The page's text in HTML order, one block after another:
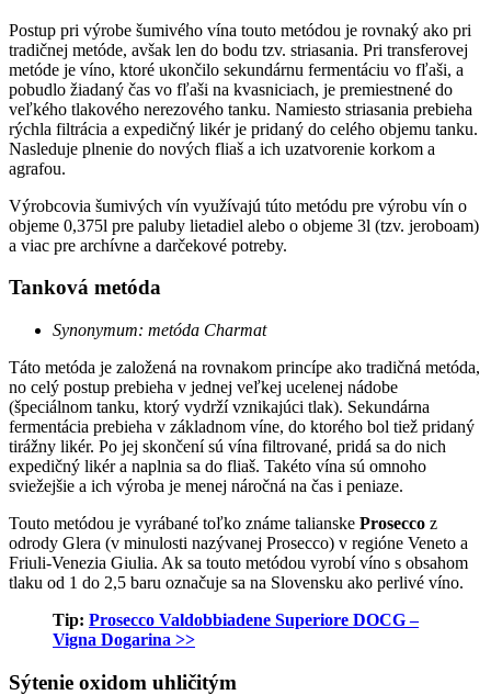
Postup pri výrobe šumivého vína touto metódou je rovnaký ako pri
tradičnej metóde, avšak len do bodu tzv. striasania. Pri transferovej
metóde je víno, ktoré ukončilo sekundárnu fermentáciu vo fľaši, a
pobudlo žiadaný čas vo fľaši na kvasniciach, je premiestnené do
veľkého tlakového nerezového tanku. Namiesto striasania prebieha
rýchla filtrácia a expedičný likér je pridaný do celého objemu tanku.
Nasleduje plnenie do nových fliaš a ich uzatvorenie korkom a
agrafou.
Výrobcovia šumivých vín využívajú túto metódu pre výrobu vín o
objeme 0,375l pre paluby lietadiel alebo o objeme 3l (tzv. jeroboam)
a viac pre archívne a darčekové potreby.
Tanková metóda
Synonymum: metóda Charmat
Táto metóda je založená na rovnakom princípe ako tradičná metóda,
no celý postup prebieha v jednej veľkej ucelenej nádobe
(špeciálnom tanku, ktorý vydrží vznikajúci tlak). Sekundárna
fermentácia prebieha v základnom víne, do ktorého bol tiež pridaný
tirážny likér. Po jej skončení sú vína filtrované, pridá sa do nich
expedičný likér a naplnia sa do fliaš. Takéto vína sú omnoho
sviežejšie a ich výroba je menej náročná na čas i peniaze.
Touto metódou je vyrábané toľko známe talianske Prosecco z
odrody Glera (v minulosti nazývanej Prosecco) v regióne Veneto a
Friuli-Venezia Giulia. Ak sa touto metódou vyrobí víno s obsahom
tlaku od 1 do 2,5 baru označuje sa na Slovensku ako perlivé víno.
Tip: Prosecco Valdobbiadene Superiore DOCG –
Vigna Dogarina >>
Sýtenie oxidom uhličitým